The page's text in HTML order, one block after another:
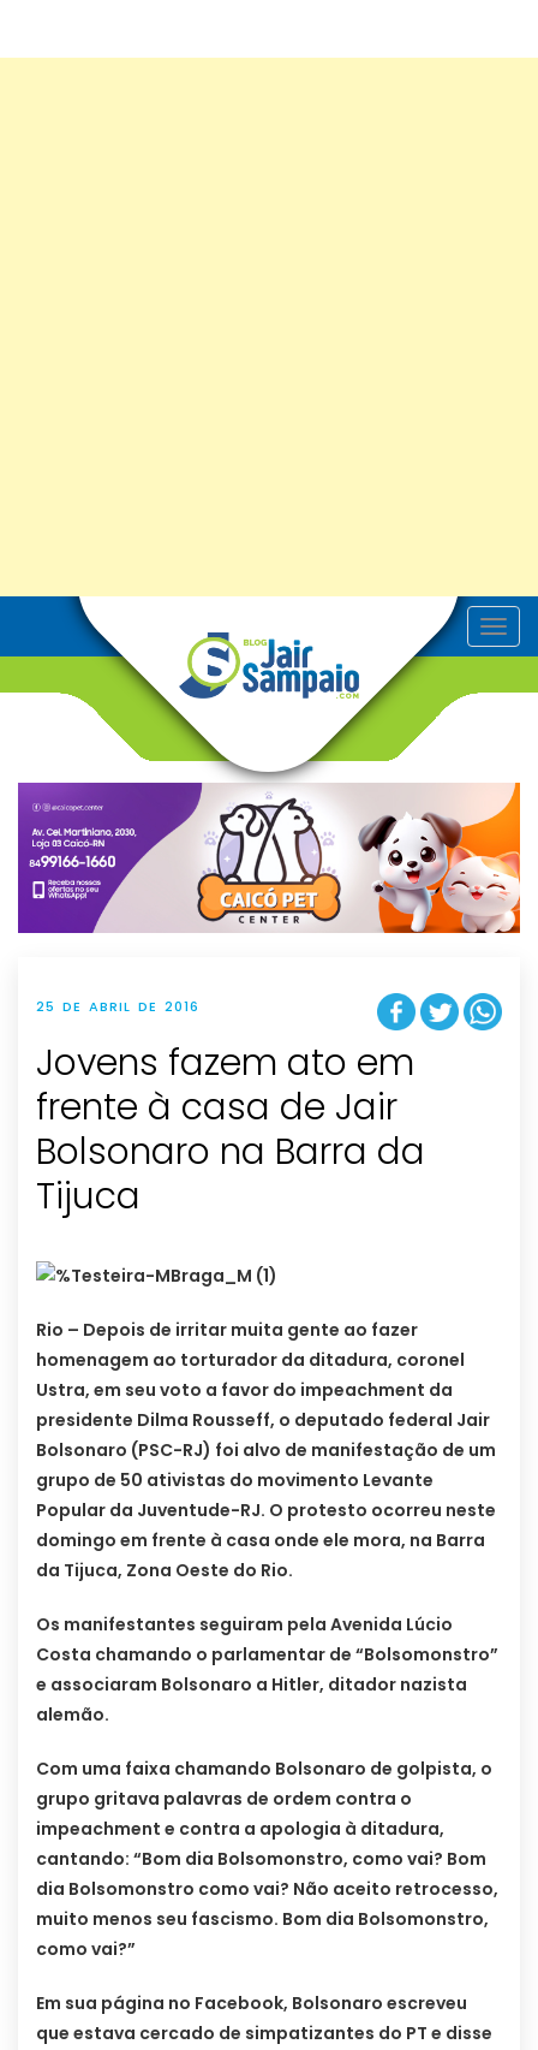
T
o
v
g
t
i
o
n
25 DE ABRIL DE 2016
Jovens fazem ato em
frente à casa de Jair
Bolsonaro na Barra da
Tijuca
Rio – Depois de irritar muita gente ao fazer
homenagem ao torturador da ditadura, coronel
Ustra, em seu voto a favor do impeachment da
presidente Dilma Rousseff, o deputado federal Jair
Bolsonaro (PSC-RJ) foi alvo de manifestação de um
grupo de 50 ativistas do movimento Levante
Popular da Juventude-RJ. O protesto ocorreu neste
domingo em frente à casa onde ele mora, na Barra
da Tijuca, Zona Oeste do Rio.
Os manifestantes seguiram pela Avenida Lúcio
Costa chamando o parlamentar de “Bolsomonstro”
e associaram Bolsonaro a Hitler, ditador nazista
alemão.
Com uma faixa chamando Bolsonaro de golpista, o
grupo gritava palavras de ordem contra o
impeachment e contra a apologia à ditadura,
cantando: “Bom dia Bolsomonstro, como vai? Bom
dia Bolsomonstro como vai? Não aceito retrocesso,
muito menos seu fascismo. Bom dia Bolsomonstro,
como vai?”
Em sua página no Facebook, Bolsonaro escreveu
que estava cercado de simpatizantes do PT e disse